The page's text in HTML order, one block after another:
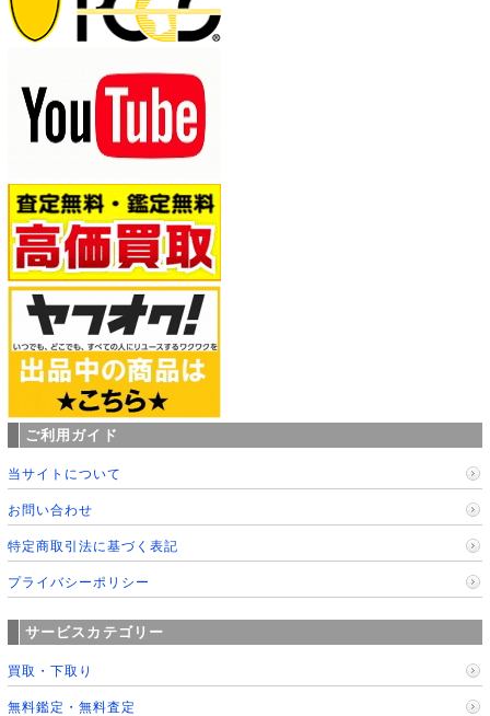
ご利用ガイド
当サイトについて
お問い合わせ
特定商取引法に基づく表記
プライバシーポリシー
サービスカテゴリー
買取・下取り
無料鑑定・無料査定